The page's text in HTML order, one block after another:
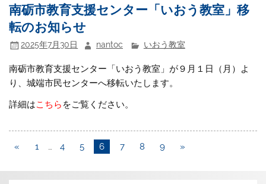
南砺市教育支援センター「いおう教室」移
転のお知らせ
2025年7月30日 nantoc いおう教室
南砺市教育支援センター「いおう教室」が９月１日（月）よ
り、城端市民センターへ移転いたします。
詳細はこちら をご覧ください。
« 1 4 5 6 7 8 9 »